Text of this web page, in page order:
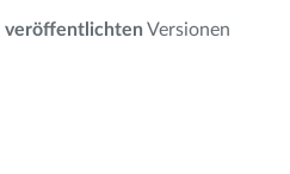
veröffentlichten Versionen